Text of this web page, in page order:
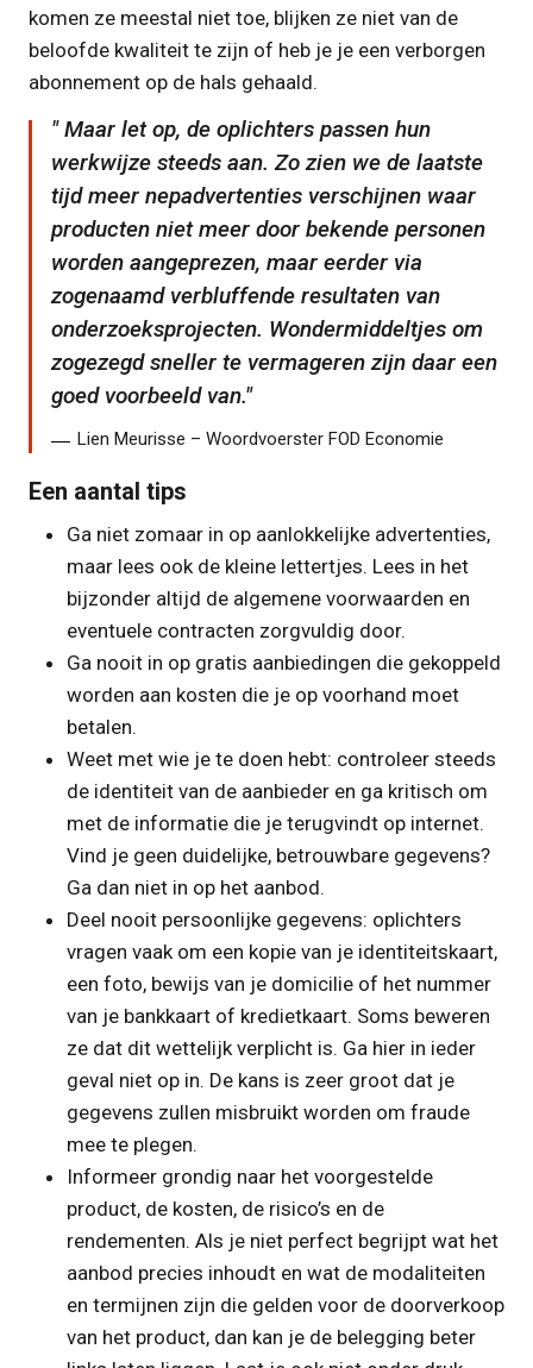
komen ze meestal niet toe, blijken ze niet van de
beloofde kwaliteit te zijn of heb je je een verborgen
abonnement op de hals gehaald.
Maar let op, de oplichters passen hun
werkwijze steeds aan. Zo zien we de laatste
tijd meer nepadvertenties verschijnen waar
producten niet meer door bekende personen
worden aangeprezen, maar eerder via
zogenaamd verbluffende resultaten van
onderzoeksprojecten. Wondermiddeltjes om
zogezegd sneller te vermageren zijn daar een
goed voorbeeld van.
Lien Meurisse – Woordvoerster FOD Economie
Een aantal tips
Ga niet zomaar in op aanlokkelijke advertenties,
maar lees ook de kleine lettertjes. Lees in het
bijzonder altijd de algemene voorwaarden en
eventuele contracten zorgvuldig door.
Ga nooit in op gratis aanbiedingen die gekoppeld
worden aan kosten die je op voorhand moet
betalen.
Weet met wie je te doen hebt: controleer steeds
de identiteit van de aanbieder en ga kritisch om
met de informatie die je terugvindt op internet.
Vind je geen duidelijke, betrouwbare gegevens?
Ga dan niet in op het aanbod.
Deel nooit persoonlijke gegevens: oplichters
vragen vaak om een kopie van je identiteitskaart,
een foto, bewijs van je domicilie of het nummer
van je bankkaart of kredietkaart. Soms beweren
ze dat dit wettelijk verplicht is. Ga hier in ieder
geval niet op in. De kans is zeer groot dat je
gegevens zullen misbruikt worden om fraude
mee te plegen.
Informeer grondig naar het voorgestelde
product, de kosten, de risico’s en de
rendementen. Als je niet perfect begrijpt wat het
aanbod precies inhoudt en wat de modaliteiten
en termijnen zijn die gelden voor de doorverkoop
van het product, dan kan je de belegging beter